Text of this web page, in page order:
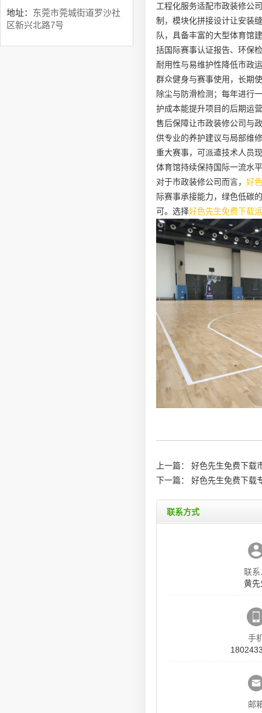
地址： 东莞市莞城街道罗沙社
区新兴北路7号
工程化服务适配市政装修公
制，模块化拼接设计让安装
队，具备丰富的大型体育馆
括国际赛事认证报告、环保
耐用性与易维护性降低市政
群众健身与赛事使用，长期
除尘与防滑检测；每年进行
护成本能提升项目的后期运
售后保障让市政装修公司与
供专业的养护建议与局部维
重大赛事，可派遣技术人员
体育馆持续保持国际一流水
对于市政装修公司而言， 好
际赛事承接能力，绿色低碳
可。选择好色先生免费下载
上一篇：
好色先生免费下载
下一篇：
好色先生免费下载
联系方式
联系
黄先
手
邮